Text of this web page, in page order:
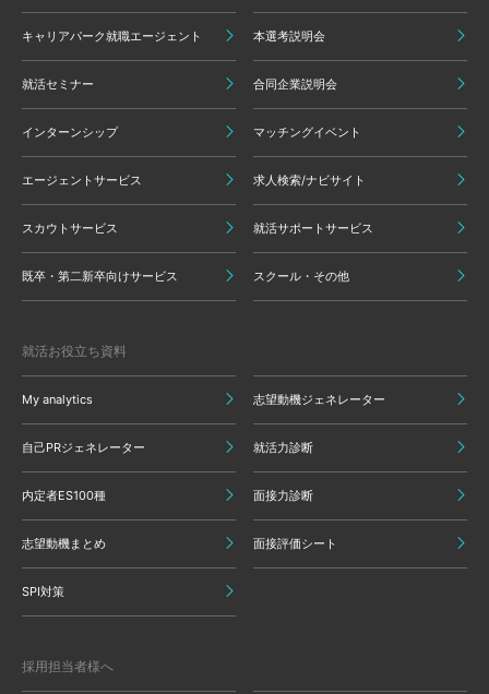
キャリアパーク就職エージェント 本選考説明会
就活セミナー 合同企業説明会
インターンシップ マッチングイベント
エージェントサービス 求人検索/ナビサイト
スカウトサービス 就活サポートサービス
既卒・第二新卒向けサービス スクール・その他
就活お役立ち資料
My analytics 志望動機ジェネレーター
自己PRジェネレーター 就活力診断
内定者ES100種 面接力診断
志望動機まとめ 面接評価シート
SPI対策
採用担当者様へ